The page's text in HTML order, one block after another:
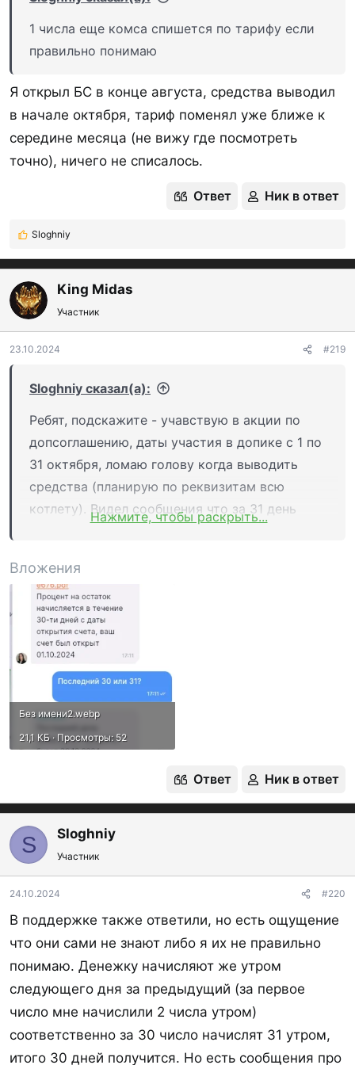
1 числа еще комса спишется по тарифу если
правильно понимаю
Я открыл БС в конце августа, средства выводил
в начале октября, тариф поменял уже ближе к
середине месяца (не вижу где посмотреть
точно), ничего не списалось.
Ответ Ник в ответ
Р
е
а
к
ц
и
и
:
Sloghniy
King Midas
Участник
23.10.2024 #219
Sloghniy сказал(а):
Ребят, подскажите - учавствую в акции по
допсоглашению, даты участия в допике с 1 по
31 октября, ломаю голову когда выводить
средства (планирую по реквизитам всю
котлету). Видел сообщения что за 31 день
если по максимуму выжимать, но можно
попасть на несколько дней если затянут с
выводом (1 ноября- пятница, есть шанс
зависания средств до понедельника). Таким
числа еще комса спишется по тарифу если
правильно понимаю. Вобщем склоняюсь к 31
числу, но не уверен
Нажмите, чтобы раскрыть...
Вложения
Без имени2.webp
21,1 КБ · Просмотры: 52
Ответ Ник в ответ
S Sloghniy
Участник
24.10.2024 #220
В поддержке также ответили, но есть ощущение
что они сами не знают либо я их не правильно
понимаю. Денежку начисляют же утром
следующего дня за предыдущий (за первое
число мне начислили 2 числа утром)
соответственно за 30 число начислят 31 утром,
итого 30 дней получится. Но есть сообщения про